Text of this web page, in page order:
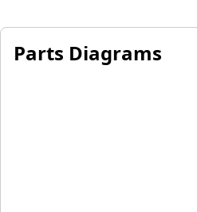
Parts Diagrams